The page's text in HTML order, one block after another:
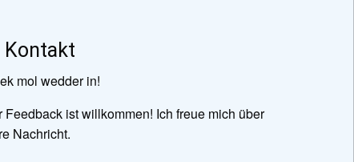
Kontakt
mol wedder in!
Feedback ist willkommen! Ich freue mich über
Nachricht.